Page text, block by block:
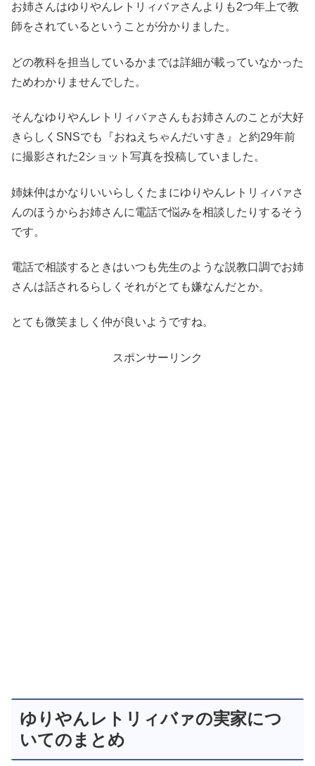
お姉さんはゆりやんレトリィバァさんよりも2つ年上で教
師をされているということが分かりました。
どの教科を担当しているかまでは詳細が載っていなかった
ためわかりませんでした。
そんなゆりやんレトリィバァさんもお姉さんのことが大好
きらしくSNSでも『おねえちゃんだいすき』と約29年前
に撮影された2ショット写真を投稿していました。
姉妹仲はかなりいいらしくたまにゆりやんレトリィバァさ
んのほうからお姉さんに電話で悩みを相談したりするそう
です。
電話で相談するときはいつも先生のような説教口調でお姉
さんは話されるらしくそれがとても嫌なんだとか。
とても微笑ましく仲が良いようですね。
スポンサーリンク
ゆりやんレトリィバァの実家につ
いてのまとめ